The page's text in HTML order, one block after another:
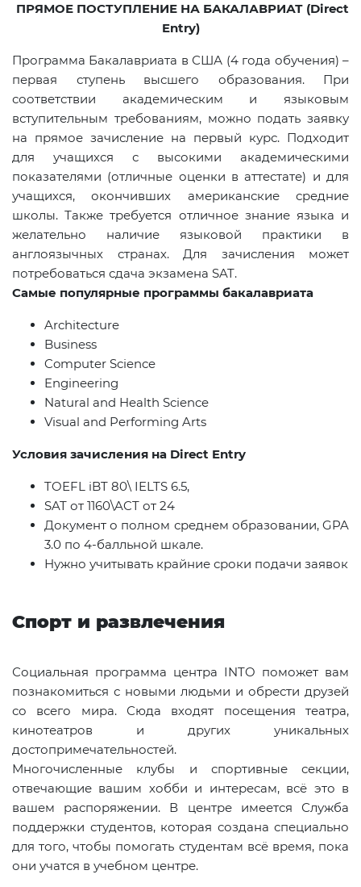
ПРЯМОЕ ПОСТУПЛЕНИЕ НА БАКАЛАВРИАТ (Direct
Entry)
Программа Бакалавриата в США (4 года обучения) –
первая ступень высшего образования. При
соответствии академическим и языковым
вступительным требованиям, можно подать заявку
на прямое зачисление на первый курс. Подходит
для учащихся с высокими академическими
показателями (отличные оценки в аттестате) и для
учащихся, окончивших американские средние
школы. Также требуется отличное знание языка и
желательно наличие языковой практики в
англоязычных странах. Для зачисления может
потребоваться сдача экзамена SAT.
Самые популярные программы бакалавриата
Architecture
Business
Computer Science
Engineering
Natural and Health Science
Visual and Performing Arts
Условия зачисления на Direct Entry
TOEFL iBT 80\ IELTS 6.5,
SAT от 1160\ACT от 24
Документ о полном среднем образовании, GPA
3.0 по 4‑балльной шкале.
Нужно учитывать крайние сроки подачи заявок
Спорт и развлечения
Социальная программа центра INTO поможет вам
познакомиться с новыми людьми и обрести друзей
со всего мира. Сюда входят посещения театра,
кинотеатров и других уникальных
достопримечательностей.
Многочисленные клубы и спортивные секции,
отвечающие вашим хобби и интересам, всё это в
вашем распоряжении. В центре имеется Служба
поддержки студентов, которая создана специально
для того, чтобы помогать студентам всё время, пока
они учатся в учебном центре.